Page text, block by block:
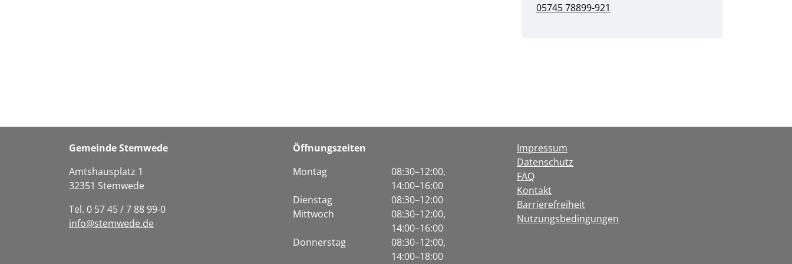
05745 78899-921
Gemeinde Stemwede
Amtshausplatz 1
32351 Stemwede
Tel. 0 57 45 / 7 88 99-0
info@stemwede.de
Öffnungszeiten
Montag
08:30–12:00,
14:00–16:00
Dienstag
08:30–12:00
Mittwoch
08:30–12:00,
14:00–16:00
Donnerstag
08:30–12:00,
14:00–18:00
Impressum
Datenschutz
FAQ
Kontakt
Barrierefreiheit
Nutzungsbedingungen